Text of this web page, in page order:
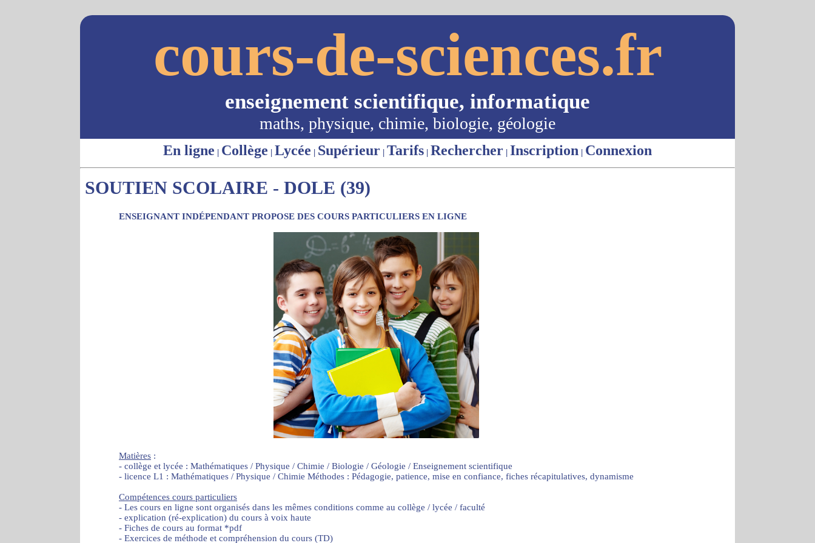
cours-de-sciences.fr
enseignement scientifique, informatique
maths, physique, chimie, biologie, géologie
En ligne | Collège | Lycée | Supérieur | Tarifs | Rechercher | Inscription | Connexion
SOUTIEN SCOLAIRE - DOLE (39)
ENSEIGNANT INDÉPENDANT PROPOSE DES COURS PARTICULIERS EN LIGNE
Matières :
- collège et lycée : Mathématiques / Physique / Chimie / Biologie / Géologie / Enseignement scientifique
- licence L1 : Mathématiques / Physique / Chimie Méthodes : Pédagogie, patience, mise en confiance, fiches récapitulatives, dynamisme
Compétences cours particuliers
- Les cours en ligne sont organisés dans les mêmes conditions comme au collège / lycée / faculté
- explication (ré-explication) du cours à voix haute
- Fiches de cours au format *pdf
- Exercices de méthode et compréhension du cours (TD)